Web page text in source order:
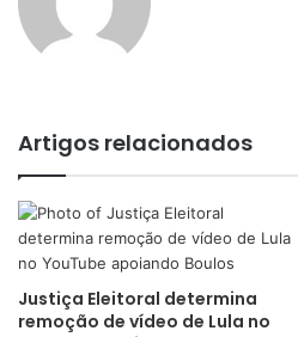
Artigos relacionados
Justiça Eleitoral determina
remoção de vídeo de Lula no